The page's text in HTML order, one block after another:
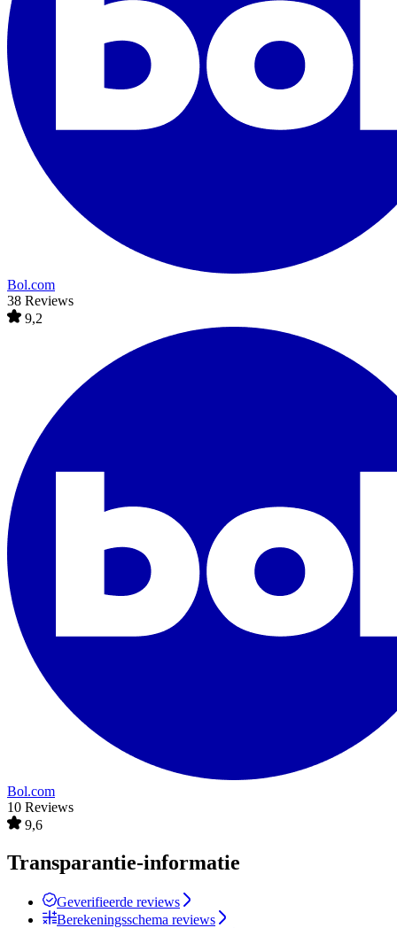
Bol.com
38 Reviews
9,2
Bol.com
10 Reviews
9,6
Transparantie-informatie
Geverifieerde reviews
Berekeningsschema reviews